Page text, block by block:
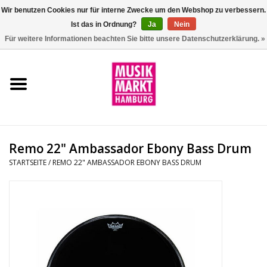
Aktion
Drums
Tasteninstrumente
Remo 22" Ambassador Ebony Bass Drum
STARTSEITE/ REMO 22" AMBASSADOR EBONY BASS DRUM
Wir benutzen Cookies nur für interne Zwecke um den Webshop zu verbessern.
Ist das in Ordnung?
Ja
Nein
Für weitere Informationen beachten Sie bitte unsere Datenschutzerklärung. »